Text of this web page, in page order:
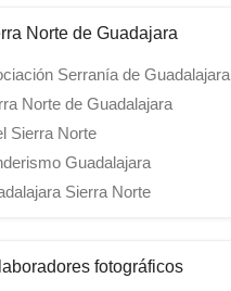
Norte de Guadajara
Serranía de Guadalajara
Norte de Guadalajara
Sierra Norte
Guadalajara
Sierra Norte
fotográficos